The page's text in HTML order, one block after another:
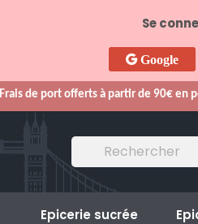
Se
Google
Frais de port offerts à partir de 90€ en
Epicerie sucrée